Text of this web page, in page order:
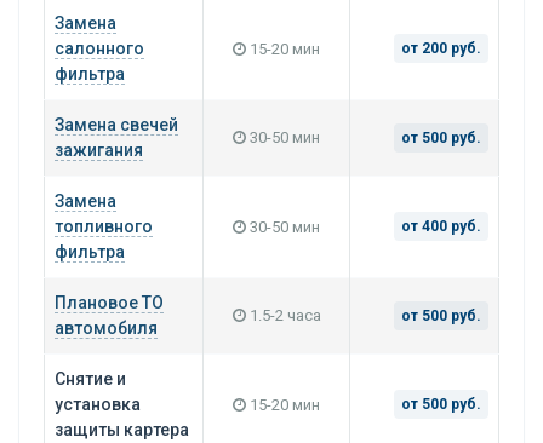
Замена
салонного
фильтра
15-20 мин от 200 руб.
Замена свечей
зажигания
30-50 мин от 500 руб.
Замена
топливного
фильтра
30-50 мин от 400 руб.
Плановое ТО
автомобиля
1.5-2 часа от 500 руб.
Снятие и
установка
защиты картера
15-20 мин от 500 руб.